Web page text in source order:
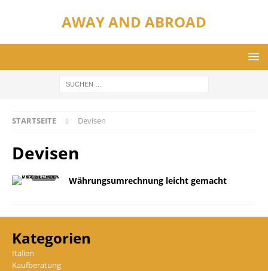
AWAY AND ABROAD
STARTSEITE Devisen
Devisen
Währungsumrechnung leicht gemacht
Kategorien
Italien
Kaufberatung